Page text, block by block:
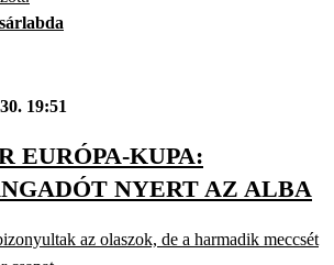
19:51
EURÓPA-KUPA:
NYERT AZ ALBA
az olaszok, de a harmadik meccsét